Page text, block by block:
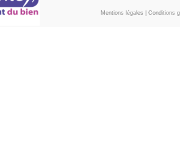
Mentions légales Conditions